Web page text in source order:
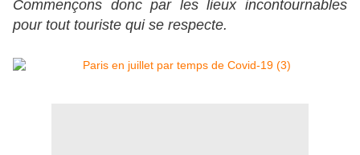
Commençons donc par les lieux incontournables
pour tout touriste qui se respecte.